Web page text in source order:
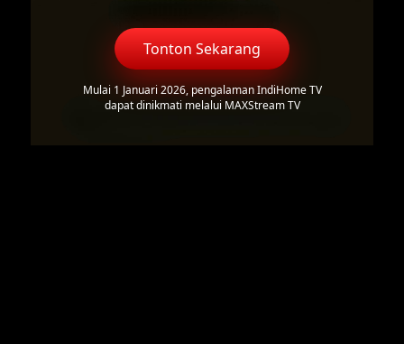
Tonton Sekarang
Mulai 1 Januari 2026, pengalaman IndiHome TV
dapat dinikmati melalui MAXStream TV